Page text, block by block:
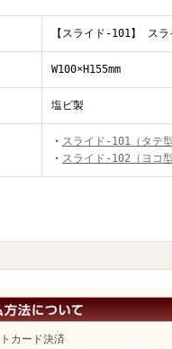
【スライド-101】 ス
W100×H155mm
塩ビ製
・ スライド-101（タテ型
・ スライド-102（ヨコ型
カード決済